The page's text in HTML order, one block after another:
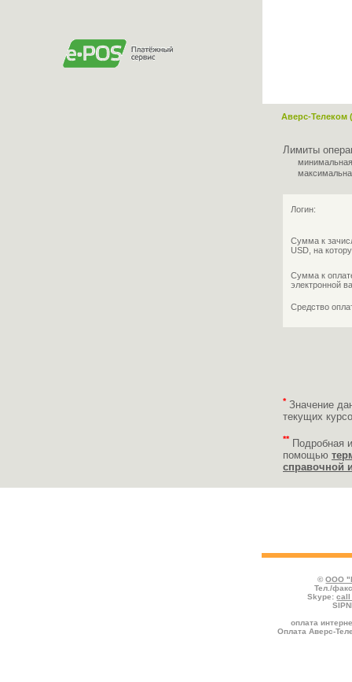
Аверс-Телеком
Лимиты
Логин:
Сумма к
USD, на
Сумма к
электронной
Средство
* Значение
текущих
** Подробная
помощью
справочной
©ООО
Тел./
Skype:
оплата
Оплата Аверс-